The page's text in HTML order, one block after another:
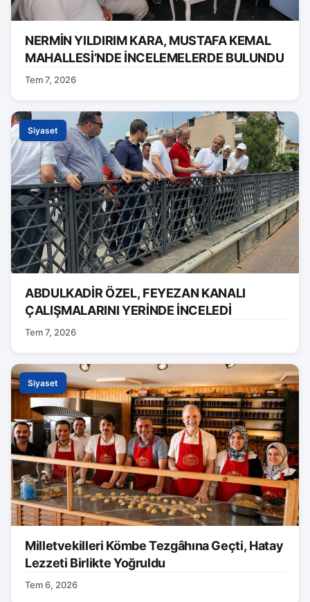
NERMİN YILDIRIM KARA, MUSTAFA KEMAL
MAHALLESİ’NDE İNCELEMELERDE BULUNDU
Tem 7, 2026
Siyaset
ABDULKADİR ÖZEL, FEYEZAN KANALI
ÇALIŞMALARINI YERİNDE İNCELEDİ
Tem 7, 2026
Siyaset
Milletvekilleri Kömbe Tezgâhına Geçti, Hatay
Lezzeti Birlikte Yoğruldu
Tem 6, 2026